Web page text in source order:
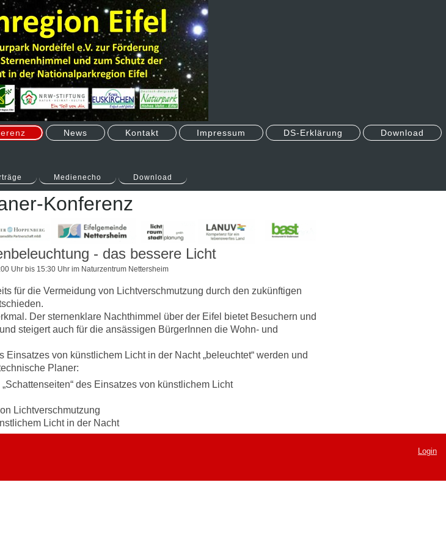
News Kontakt Impressum DS-Erklärung Download
Medienecho Download
Konferenz
- das bessere Licht
Uhr bis 15:30 Uhr im Naturzentrum Nettersheim
für die Vermeidung von Lichtverschmutzung durch den zukünftigen
Der sternenklare Nachthimmel über der Eifel bietet Besuchern und
steigert auch für die ansässigen BürgerInnen die Wohn- und
von künstlichem Licht in der Nacht „beleuchtet“ werden und
Planer:
des Einsatzes von künstlichem Licht
Lichtverschmutzung
Licht in der Nacht
Login